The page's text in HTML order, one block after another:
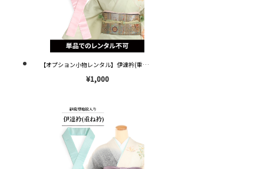
【オプション小物レンタル】伊達衿(重ね衿) 紗綾型地紋入り ピンク OD001 ※単品レンタル不可※
¥1,000